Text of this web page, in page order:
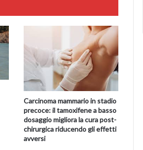
Carcinoma mammario in stadio
precoce: il tamoxifene a basso
dosaggio migliora la cura post-
chirurgica riducendo gli effetti
avversi